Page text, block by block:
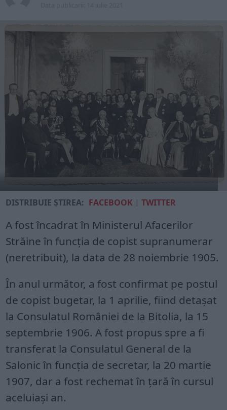
DISTRIBUIE ȘTIREA: FACEBOOK |TWITTER
A fost încadrat în Ministerul Afacerilor
Străine în funcţia de copist supranumerar
(neretribuit), la data de 28 noiembrie 1905.
În anul următor, a fost confirmat pe postul
de copist bugetar, la 1 aprilie, fiind detaşat
la Consulatul României de la Bitolia, la 15
septembrie 1906. A fost propus spre a fi
transferat la Consulatul General de la
Salonic în funcţia de secretar, la 20 martie
1907, dar a fost rechemat în ţară în cursul
aceluiași an.